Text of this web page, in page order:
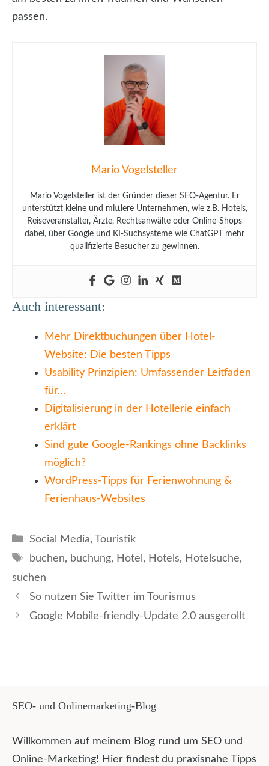
passen.
Mario Vogelsteller
Mario Vogelsteller ist der Gründer dieser SEO-Agentur. Er
unterstützt kleine und mittlere Unternehmen, wie z.B. Hotels,
Reiseveranstalter, Ärzte, Rechtsanwälte oder Online-Shops
dabei, über Google und KI-Suchsysteme wie ChatGPT mehr
qualifizierte Besucher zu gewinnen.
Auch interessant:
Mehr Direktbuchungen über Hotel-
Website: Die besten Tipps
Usability Prinzipien: Umfassender Leitfaden
für…
Digitalisierung in der Hotellerie einfach
erklärt
Sind gute Google-Rankings ohne Backlinks
möglich?
WordPress-Tipps für Ferienwohnung &
Ferienhaus-Websites
Kategorien
Social Media, Touristik
Schlagwörter
buchen, buchung, Hotel , Hotels, Hotelsuche,
suchen
So nutzen Sie Twitter im Tourismus
Google Mobile-friendly-Update 2.0 ausgerollt
SEO- und Onlinemarketing-Blog
Willkommen auf meinem Blog rund um SEO und
Online-Marketing! Hier findest du praxisnahe Tipps